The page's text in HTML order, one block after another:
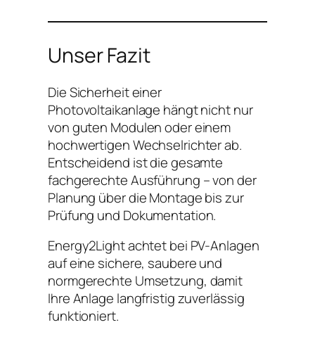
Unser Fazit
Die Sicherheit einer
Photovoltaikanlage hängt nicht nur
von guten Modulen oder einem
hochwertigen Wechselrichter ab.
Entscheidend ist die gesamte
fachgerechte Ausführung – von der
Planung über die Montage bis zur
Prüfung und Dokumentation.
Energy2Light achtet bei PV-Anlagen
auf eine sichere, saubere und
normgerechte Umsetzung, damit
Ihre Anlage langfristig zuverlässig
funktioniert.